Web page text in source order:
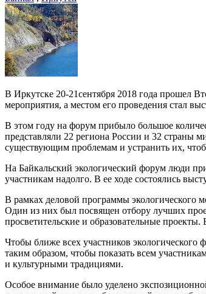
В Иркутске 20-21сентября 2018 года прошел
мероприятия, а местом его проведения стал
В этом году на форум прибыло большое
представляли 22 региона России и 32 страны
существующим проблемам и устранить их,
На Байкальский экологический форум люди
участникам надолго. В ее ходе состоялись
В рамках деловой программы экологического
Один из них был посвящен отбору лучших
просветительские и образовательные
Чтобы ближе всех участников
таким образом, чтобы показать всем
и культурными традициями.
Особое внимание было уделено